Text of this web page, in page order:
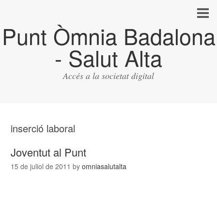
Punt Òmnia Badalona
- Salut Alta
Accés a la societat digital
inserció laboral
Joventut al Punt
15 de juliol de 2011 byomniasalutalta